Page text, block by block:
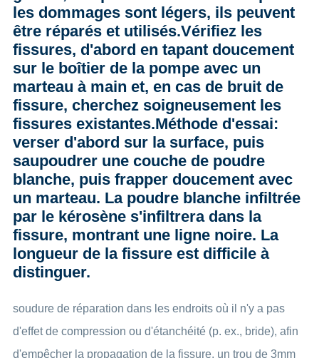
les dommages sont légers, ils peuvent
être réparés et utilisés.Vérifiez les
fissures, d'abord en tapant doucement
sur le boîtier de la pompe avec un
marteau à main et, en cas de bruit de
fissure, cherchez soigneusement les
fissures existantes.Méthode d'essai:
verser d'abord sur la surface, puis
saupoudrer une couche de poudre
blanche, puis frapper doucement avec
un marteau. La poudre blanche infiltrée
par le kérosène s'infiltrera dans la
fissure, montrant une ligne noire. La
longueur de la fissure est difficile à
distinguer.
soudure de réparation dans les endroits où il n'y a pas
d'effet de compression ou d'étanchéité (p. ex., bride), afin
d'empêcher la propagation de la fissure, un trou de 3mm